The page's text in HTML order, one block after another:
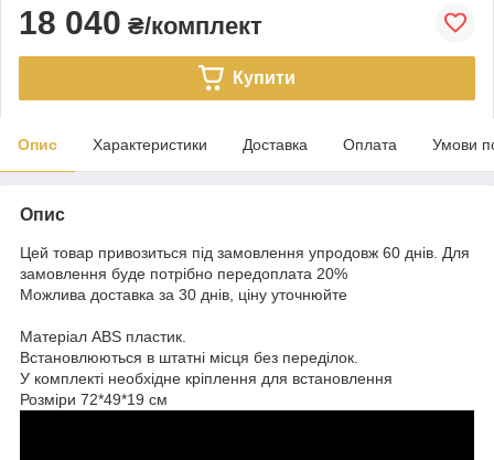
18 040 ₴/комплект
Купити
Опис Характеристики Доставка Оплата Умови
Опис
Цей товар привозиться під замовлення упродовж 60 днів. Для
замовлення буде потрібно передоплата 20%
Можлива доставка за 30 днів, ціну уточнюйте
Матеріал ABS пластик.
Встановлюються в штатні місця без переділок.
У комплекті необхідне кріплення для встановлення
Розміри 72*49*19 см